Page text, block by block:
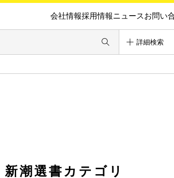
会社情報採用情報ニュースお問い
詳細検索
新潮選書カテゴリ